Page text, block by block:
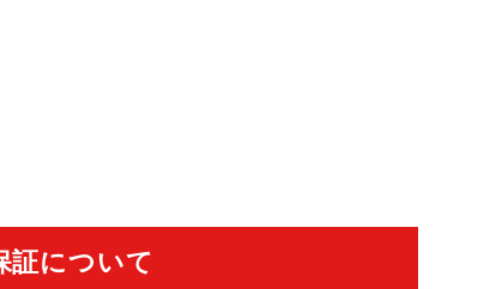
学ズームレ ン ジ最大10倍のデジタルズ
証について